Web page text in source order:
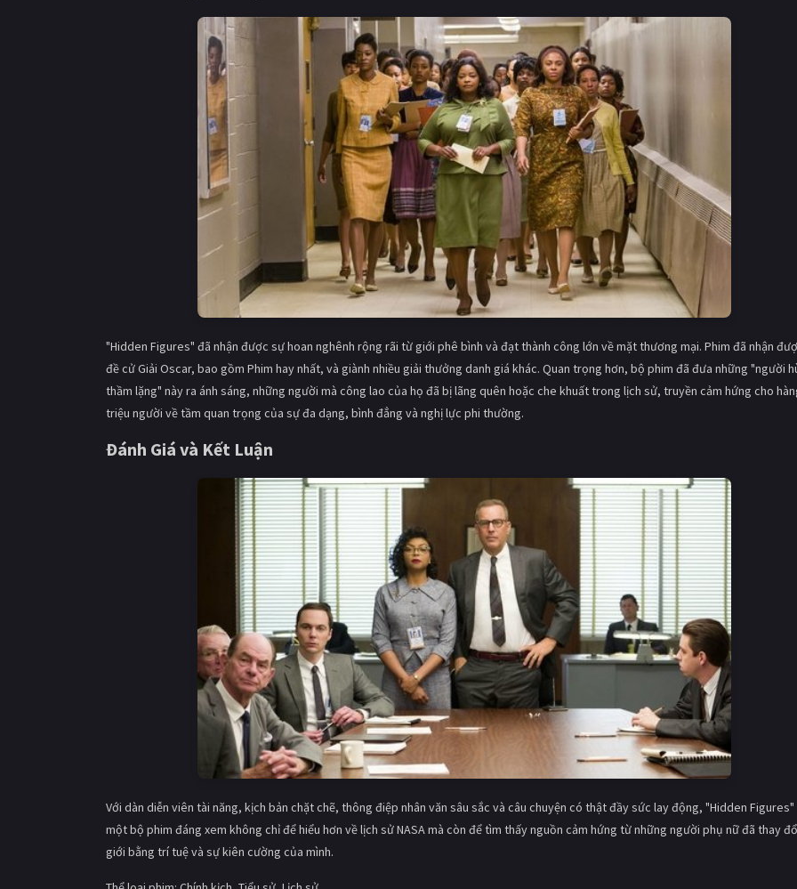
"Hidden Figures" đã nhận được sự hoan nghênh rộng rãi từ giới phê bình và đạt thành công lớn về mặt thương mại. Phim đã nhận
đề cử Giải Oscar, bao gồm Phim hay nhất, và giành nhiều giải thưởng danh giá khác. Quan trọng hơn, bộ phim đã đưa những "người
thầm lặng" này ra ánh sáng, những người mà công lao của họ đã bị lãng quên hoặc che khuất trong lịch sử, truyền cảm hứng cho
triệu người về tầm quan trọng của sự đa dạng, bình đẳng và nghị lực phi thường.
Đánh Giá và Kết Luận
Với dàn diễn viên tài năng, kịch bản chặt chẽ, thông điệp nhân văn sâu sắc và câu chuyện có thật đầy sức lay động, "Hidden Figures"
một bộ phim đáng xem không chỉ để hiểu hơn về lịch sử NASA mà còn để tìm thấy nguồn cảm hứng từ những người phụ nữ đã thay
giới bằng trí tuệ và sự kiên cường của mình.